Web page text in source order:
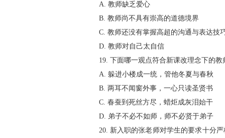
A. 教师缺乏爱心
B. 教师尚不具有崇高的道德境界
C. 教师还没有掌握高超的沟通与表达技
D. 教师对自己太自信
19. 下面哪一观点符合新课改理念下的教
A. 躲进小楼成一统，管他冬夏与春秋
B. 两耳不闻窗外事，一心只读圣贤书
C. 春蚕到死丝方尽，蜡炬成灰泪始干
D. 弟子不必不如师，师不必贤于弟子
20. 新入职的张老师对学生的要求十分